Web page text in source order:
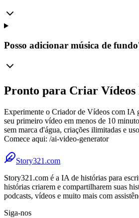
Posso adicionar música de
Pronto para Criar Vídeos
Experimente o Criador de Vídeos com IA
seu primeiro vídeo em menos de 10
sem marca d'água, criações ilimitadas e
Comece aqui: /ai-video-generator
Story321.com
Story321.com é a IA de histórias para
histórias criarem e compartilharem suas
podcasts, vídeos e muito mais com
Siga-nos